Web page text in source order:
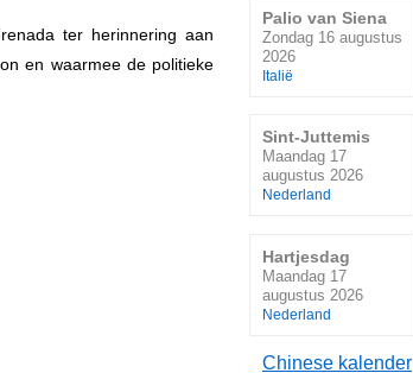
ter herinnering aan
en waarmee de politieke
Palio van Siena
Zondag 16 augustus
2026
Italië
Sint-Juttemis
Maandag 17
augustus 2026
Nederland
Hartjesdag
Maandag 17
augustus 2026
Nederland
Chinese kalender